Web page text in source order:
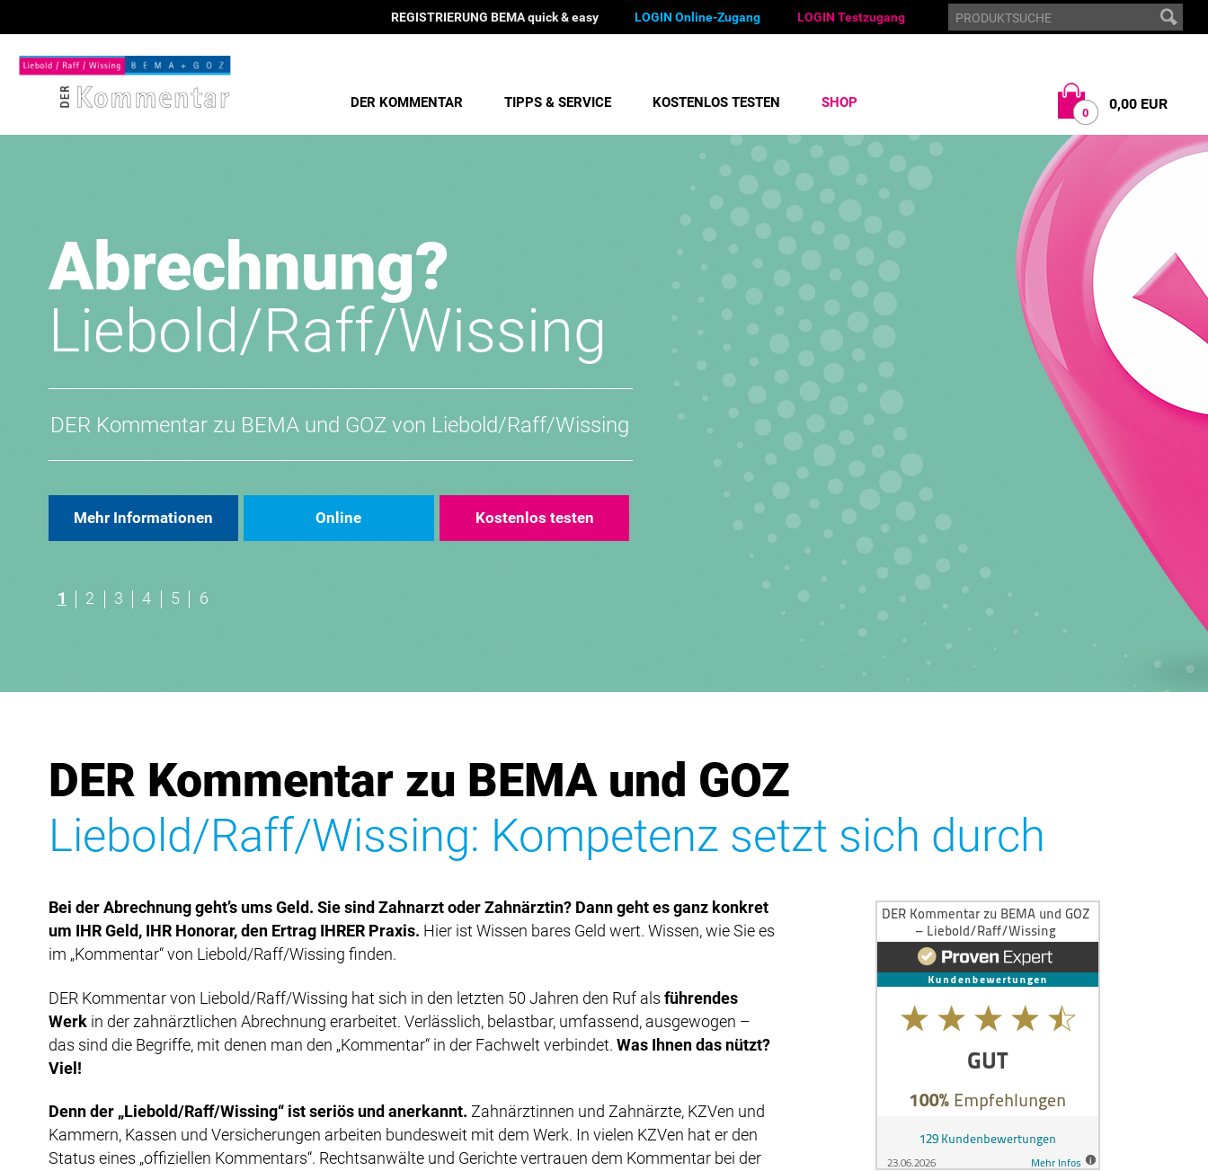
REGISTRIERUNG BEMA quick & easy LOGIN Online-Zugang LOGIN Testzugang
DER KOMMENTAR TIPPS & SERVICE KOSTENLOS TESTEN SHOP
0 0,00 EUR
1 2 3 4 5 6
Abrechnung?
Liebold/Raff/Wissing
DER Kommentar zu BEMA und GOZ von Liebold/Raff/Wissing
Mehr Informationen Online Kostenlos testen
DER Kommentar zu BEMA und GOZ
Liebold/Raff/Wissing: Kompetenz setzt sich durch
Bei der Abrechnung geht’s ums Geld. Sie sind Zahnarzt oder Zahnärztin? Dann geht es ganz konkret
um IHR Geld, IHR Honorar, den Ertrag IHRER Praxis. Hier ist Wissen bares Geld wert. Wissen, wie Sie es
im „Kommentar“ von Liebold/Raff/Wissing finden.
DER Kommentar von Liebold/Raff/Wissing hat sich in den letzten 50 Jahren den Ruf als führendes
Werkin der zahnärztlichen Abrechnung erarbeitet. Verlässlich, belastbar, umfassend, ausgewogen –
das sind die Begriffe, mit denen man den „Kommentar“ in der Fachwelt verbindet. Was Ihnen das nützt?
Viel!
Denn der „Liebold/Raff/Wissing“ ist seriös und anerkannt. Zahnärztinnen und Zahnärzte, KZVen und
Kammern, Kassen und Versicherungen arbeiten bundesweit mit dem Werk. In vielen KZVen hat er den
Status eines „offiziellen Kommentars“. Rechtsanwälte und Gerichte vertrauen dem Kommentar bei der